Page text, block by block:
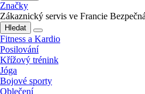
Značky
Zákaznický servis ve Francie
Hledat
Fitness a Kardio
Posilování
Křížový trénink
Jóga
Bojové sporty
Oblečení